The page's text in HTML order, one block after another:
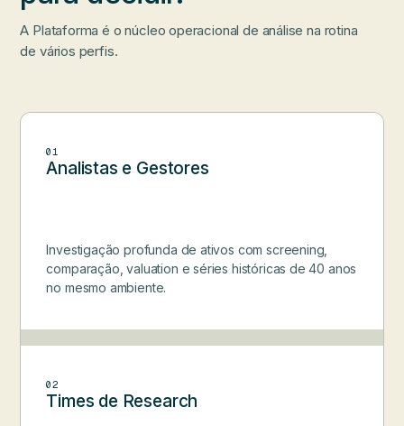
A Plataforma é o núcleo operacional de análise na rotina
de vários perfis.
01
Analistas e Gestores
Investigação profunda de ativos com screening,
comparação, valuation e séries históricas de 40 anos
no mesmo ambiente.
02
Times de Research